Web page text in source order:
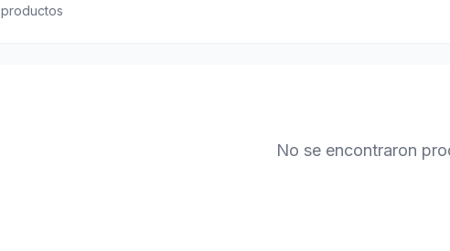
productos
No se encontraron